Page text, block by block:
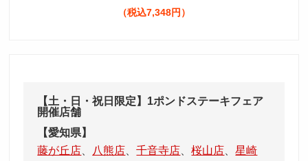
（税込7,348円）
【土・日・祝日限定】1ポンドステーキフェア
開催店舗
【愛知県】
藤が丘店
八熊店 、千音寺店 、桜山店 、星崎